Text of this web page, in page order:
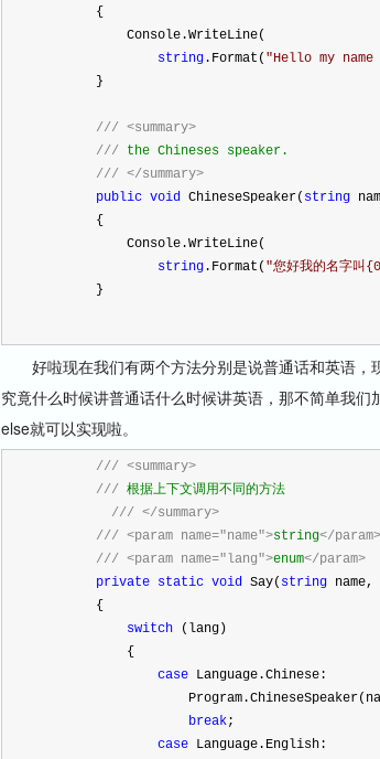
        {
            Console.WriteLine(
string.Format( "Hello my
        }
/// <summary>
/// the Chineses speaker.
/// </summary>
public void ChineseSpeaker( string
        {
            Console.WriteLine(
string.Format( "您好我的名字叫
        }
好啦现在我们有两个方法分别是说普通话和英语，
究竟什么时候讲普通话什么时候讲英语，那不简单我
else就可以实现啦。
/// <summary>
/// 根据上下文调用不同的方法
/// </summary>
/// <param name="name">string</param>
/// <param name="lang">enum</param>
private static void Say( string
        {
switch (lang)
            {
case Language.Chinese:
break;
case Language.English: